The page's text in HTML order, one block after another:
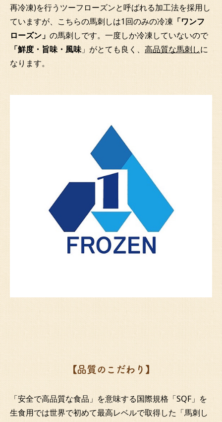
再冷凍)を行うツーフローズンと呼ばれる加工法を採用し
ていますが、こちらの馬刺しは1回のみの冷凍 「ワンフ
ローズン」 の馬刺しです。一度しか冷凍していないので
「鮮度・旨味・風味」がとても良く、 高品質な馬刺しに
なります。
【品質のこだわり】
「安全で高品質な食品」を意味する国際規格「SQF」を
生食用では世界で初めて最高レベルで取得した「馬刺し